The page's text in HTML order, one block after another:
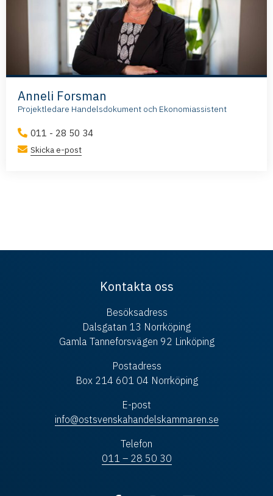
Anneli Forsman
Projektledare Handelsdokument och Ekonomiassistent
011 - 28 50 34
Skicka e-post
Kontakta oss
Besöksadress
Dalsgatan 13 Norrköping
Gamla Tanneforsvägen 92 Linköping
Postadress
Box 214 601 04 Norrköping
E-post
info@ostsvenskahandelskammaren.se
Telefon
011 – 28 50 30